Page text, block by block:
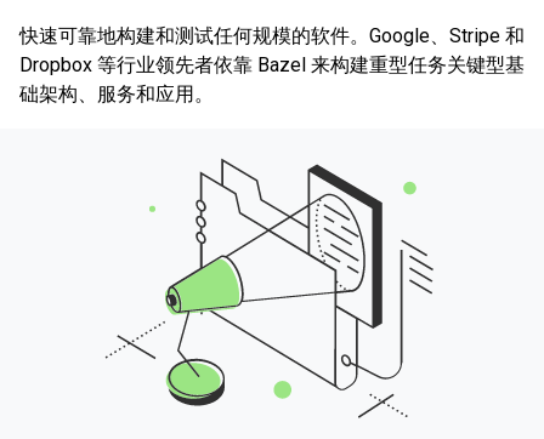
快速可靠地构建和测试任何规模的软件。Google、Stripe 和
Dropbox 等行业领先者依靠 Bazel 来构建重型任务关键型基
础架构、服务和应用。